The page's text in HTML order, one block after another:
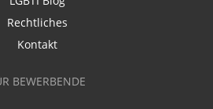
Rechtliches
Kontakt
BEWERBENDE